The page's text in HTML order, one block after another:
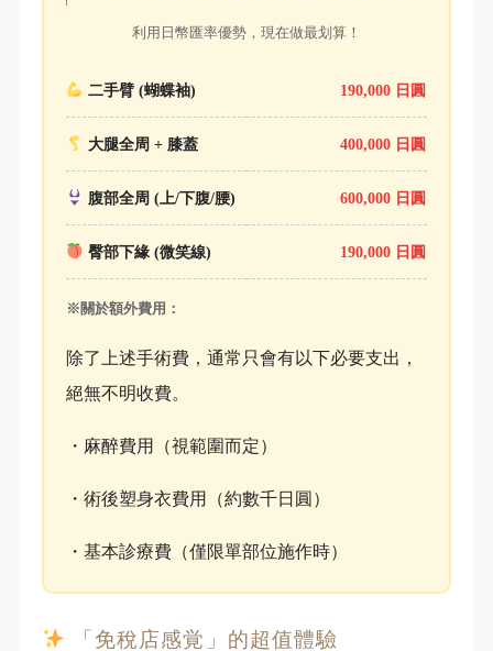
利用日幣匯率優勢，現在做最划算！
二手臂 (蝴蝶袖) 190,000 日圓
大腿全周 + 膝蓋 400,000 日圓
腹部全周 (上/下腹/腰) 600,000 日圓
臀部下緣 (微笑線) 190,000 日圓
※關於額外費用：
除了上述手術費，通常只會有以下必要支出，
絕無不明收費。
・麻醉費用（視範圍而定）
・術後塑身衣費用（約數千日圓）
・基本診療費（僅限單部位施作時）
「免稅店感覚」的超值體驗